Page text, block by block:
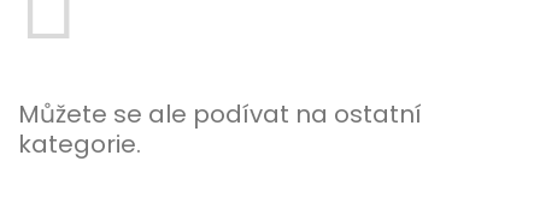
Můžete se ale podívat na ostatní
kategorie.